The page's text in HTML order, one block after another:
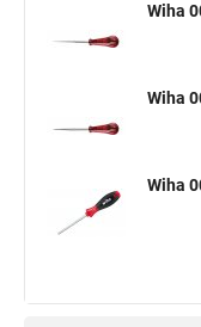
Wiha
Wiha
Wiha